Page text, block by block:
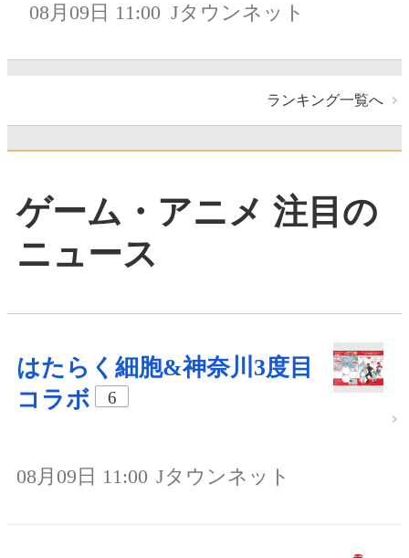
08月09日 11:00 Jタウンネット
ランキング一覧へ
ゲーム・アニメ 注目の
ニュース
はたらく細胞&神奈川3度目
コラボ
6
08月09日 11:00 Jタウンネット